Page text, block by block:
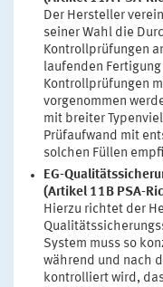
Der Hersteller
seiner Wahl die
Kontrollprüfungen
laufenden
Kontrollprüfungen
vorgenommen
mit breiter
Prüfaufwand mit
solchen Füllen
EG-
(Artikel 11B PSA-
Hierzu richtet der
System muss so
während und nach
kontrolliert wird,